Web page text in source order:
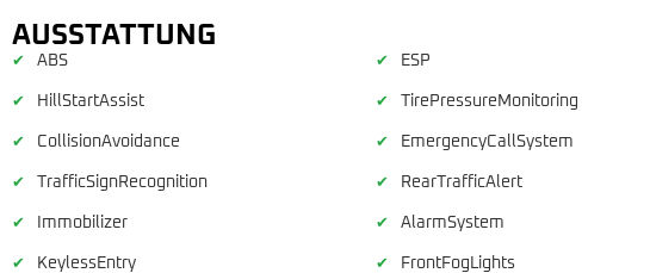
AUSSTATTUNG
✔ ABS ✔ ESP
✔ HillStartAssist ✔ TirePressureMonitoring
✔ CollisionAvoidance ✔ EmergencyCallSystem
✔ TrafficSignRecognition ✔ RearTrafficAlert
✔ Immobilizer ✔ AlarmSystem
✔ KeylessEntry ✔ FrontFogLights